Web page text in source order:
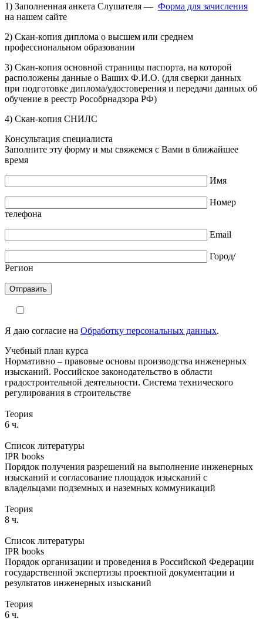
1) Заполненная анкета Слушателя — Форма для зачисления
на нашем сайте
2) Скан-копия диплома о высшем или среднем
профессиональном образовании
3) Скан-копия основной страницы паспорта, на которой
расположены данные о Ваших Ф.И.О. (для сверки данных
при подготовке диплома/удостоверения и передачи данных об
обучение в реестр Рособрнадзора РФ)
4) Скан-копия СНИЛС
Консультация специалиста
Заполните эту форму и мы свяжемся с Вами в ближайшее
время
Имя
Номер
телефона
Email
Город/
Регион
Я даю согласие на Обработку персональных данных.
Учебный план курса
Нормативно – правовые основы производства инженерных
изысканий. Российское законодательство в области
градостроительной деятельности. Система технического
регулирования в строительстве
Теория
6 ч.
Список литературы
IPR books
Порядок получения разрешений на выполнение инженерных
изысканий и согласование площадок изысканий с
владельцами подземных и наземных коммуникаций
Теория
8 ч.
Список литературы
IPR books
Порядок организации и проведения в Российской Федерации
государственной экспертизы проектной документации и
результатов инженерных изысканий
Теория
6 ч.